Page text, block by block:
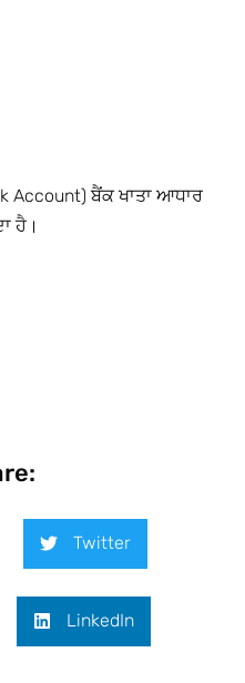
Account) ਬੈਂਕ ਖਾਤਾ ਆਧਾਰ
ਹੈ।
Twitter
LinkedIn